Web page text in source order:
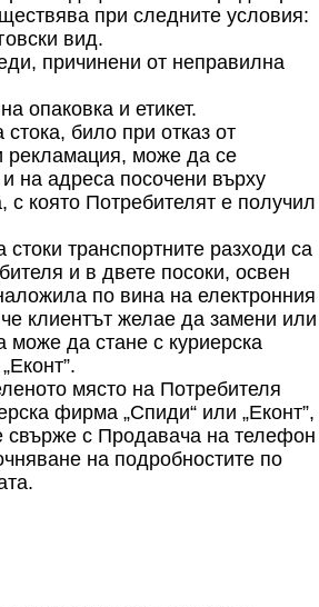
при следните условия:
вид.
причинени от неправилна
опаковка и етикет.
било при отказ от
рекламация, може да се
на адреса посочени върху
с която Потребителят е получил
транспортните разходи са
и в двете посоки, освен
по вина на електронния
клиентът желае да замени или
може да стане с куриерска
място на Потребителя
фирма „Спиди“ или „Еконт”,
свърже с Продавача на телефон
на подробностите по